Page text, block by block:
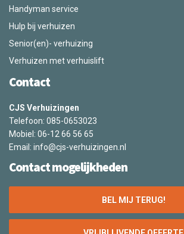
Handyman service
Hulp bij verhuizen
Senior(en)- verhuizing
Verhuizen met verhuislift
Contact
CJS Verhuizingen
Telefoon: 085-0653023
Mobiel: 06-12 66 56 65
Email: info@cjs-verhuizingen.nl
Contact mogelijkheden
BEL MIJ TERUG!